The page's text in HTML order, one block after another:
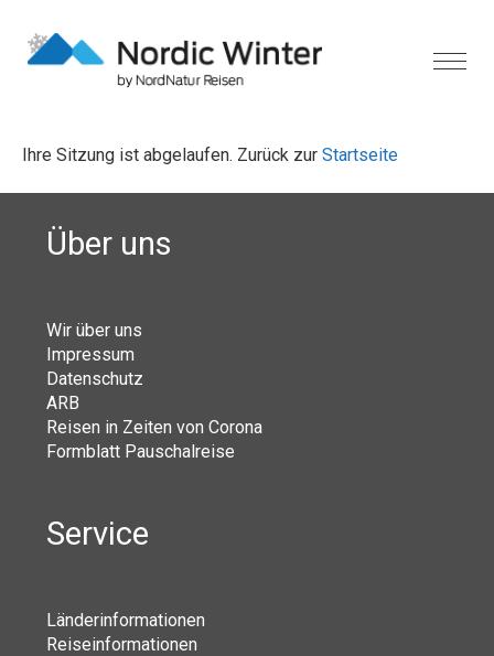
Ihre Sitzung ist abgelaufen. Zurück zur Startseite
Über uns
Wir über uns
Impressum
Datenschutz
ARB
Reisen in Zeiten von Corona
Formblatt Pauschalreise
Service
Länderinformationen
Reiseinformationen